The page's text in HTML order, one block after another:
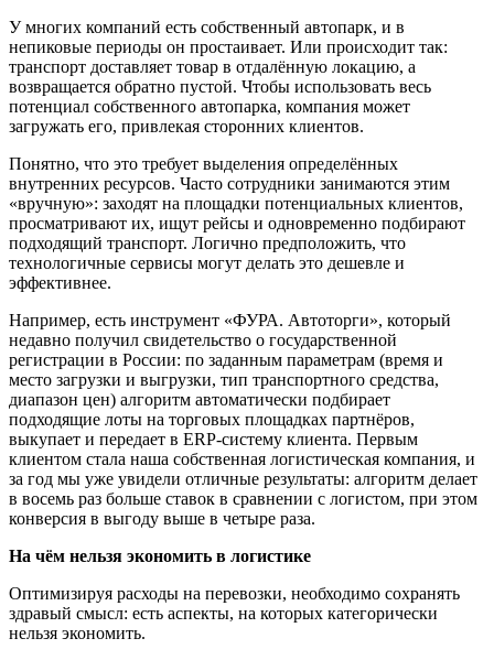
У многих компаний есть собственный автопарк, и в
непиковые периоды он простаивает. Или происходит так:
транспорт доставляет товар в отдалённую локацию, а
возвращается обратно пустой. Чтобы использовать весь
потенциал собственного автопарка, компания может
загружать его, привлекая сторонних клиентов.
Понятно, что это требует выделения определённых
внутренних ресурсов. Часто сотрудники занимаются этим
«вручную»: заходят на площадки потенциальных клиентов,
просматривают их, ищут рейсы и одновременно подбирают
подходящий транспорт. Логично предположить, что
технологичные сервисы могут делать это дешевле и
эффективнее.
Например, есть инструмент «ФУРА. Автоторги», который
недавно получил свидетельство о государственной
регистрации в России: по заданным параметрам (время и
место загрузки и выгрузки, тип транспортного средства,
диапазон цен) алгоритм автоматически подбирает
подходящие лоты на торговых площадках партнёров,
выкупает и передает в ERP-систему клиента. Первым
клиентом стала наша собственная логистическая компания, и
за год мы уже увидели отличные результаты: алгоритм делает
в восемь раз больше ставок в сравнении с логистом, при этом
конверсия в выгоду выше в четыре раза.
На чём нельзя экономить в логистике
Оптимизируя расходы на перевозки, необходимо сохранять
здравый смысл: есть аспекты, на которых категорически
нельзя экономить.